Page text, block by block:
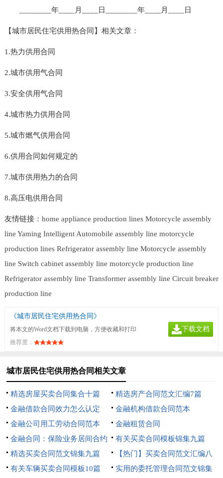
________年____月____日________年____月____日
【城市居民住宅供用热合同】相关文章：
1.热力供用合同
2.城市供用气合同
3.安全供用气合同
4.城市热力供用合同
5.城市燃气供用合同
6.供用合同如何规定的
7.城市供用热力的合同
8.高压电供用合同
友情链接： home appliance production lines Motorcycle assembly
line Yaming Intelligent Automobile assembly line motorcycle
production lines Refrigerator assembly line Motorcycle assembly
line Switch cabinet assembly line motorcycle production line
Refrigerator assembly line Transformer assembly line Circuit breaker
production line
《城市居民住宅供用热合同》
将本文的Word文档下载到电脑，方便收藏和打印
推荐度：
下载文档
城市居民住宅供用热合同相关文章
精选房屋买卖合同集合十篇
精选房产合同范文汇编7篇
金融借款合同效力怎么认定
金融机构借款合同范本
金融公司用工劳动合同范本
金融租赁合同
金融合同：保险业务居间合约
有关买卖合同模板锦集九篇
精选买卖合同范文锦集九篇
【热门】买卖合同范文汇编八
篇
有关车辆买卖合同模板10篇
实用的委托管理合同范文锦集